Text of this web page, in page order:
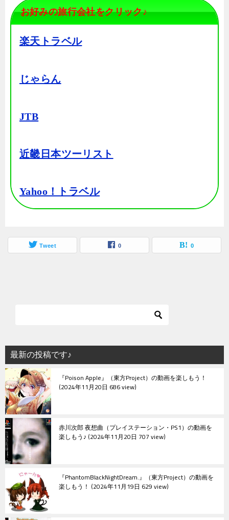
お好みの旅行会社をクリック♪
楽天トラベル
じゃらん
JTB
近畿日本ツーリスト
Yahoo！トラベル
Tweet 0 0
最新の投稿です♪
『Poison Apple』（東方Project）の動画を楽しもう！
2024年11月20日 686 view
赤川次郎 夜想曲（プレイステーション・PS1）の動画を
楽しもう♪ 2024年11月20日 707 view
『PhantomBlackNightDream.』（東方Project）の動画を
楽しもう！ 2024年11月19日 629 view